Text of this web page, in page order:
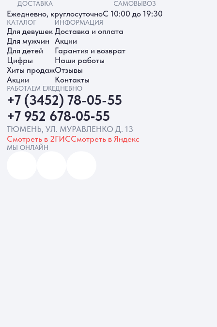
ИП Батырева Марина Александровна,
ИНН 720413822766, ОГРНИП
325723200064191
Политика обработки ПД
Согласие на обработку ПД
Политика Cookie
Согласие на рекламную рассылку
Разработка сайта